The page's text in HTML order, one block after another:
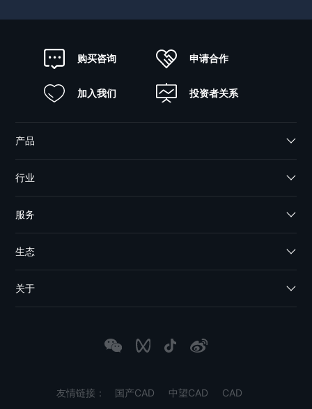
购买咨询 申请合作
加入我们 投资者关系
产品
行业
服务
生态
关于
友情链接： 国产CAD 中望CAD CAD